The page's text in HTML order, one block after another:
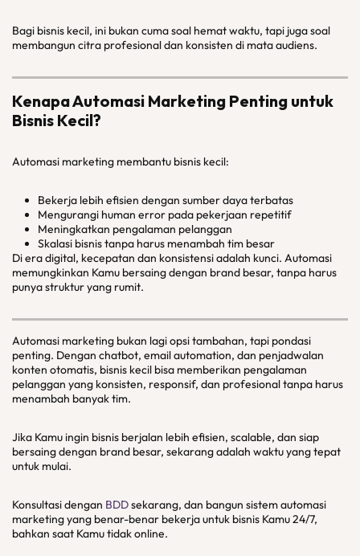
Bagi bisnis kecil, ini bukan cuma soal hemat waktu, tapi juga soal
membangun citra profesional dan konsisten di mata audiens.
Kenapa Automasi Marketing Penting untuk
Bisnis Kecil?
Automasi marketing membantu bisnis kecil:
Bekerja lebih efisien dengan sumber daya terbatas
Mengurangi human error pada pekerjaan repetitif
Meningkatkan pengalaman pelanggan
Skalasi bisnis tanpa harus menambah tim besar
Di era digital, kecepatan dan konsistensi adalah kunci. Automasi
memungkinkan Kamu bersaing dengan brand besar, tanpa harus
punya struktur yang rumit.
Automasi marketing bukan lagi opsi tambahan, tapi pondasi
penting. Dengan chatbot, email automation, dan penjadwalan
konten otomatis, bisnis kecil bisa memberikan pengalaman
pelanggan yang konsisten, responsif, dan profesional tanpa harus
menambah banyak tim.
Jika Kamu ingin bisnis berjalan lebih efisien, scalable, dan siap
bersaing dengan brand besar, sekarang adalah waktu yang tepat
untuk mulai.
Konsultasi dengan BDDsekarang, dan bangun sistem automasi
marketing yang benar-benar bekerja untuk bisnis Kamu 24/7,
bahkan saat Kamu tidak online.